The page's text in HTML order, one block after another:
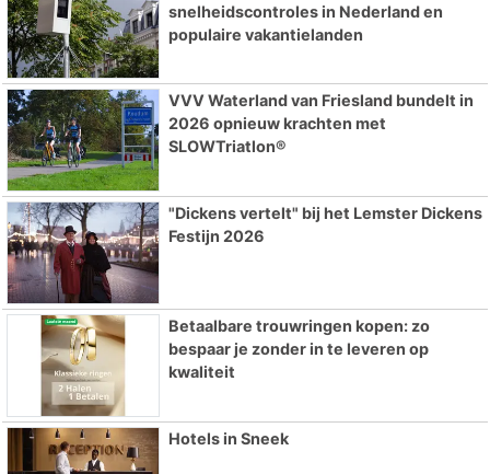
snelheidscontroles in Nederland en
populaire vakantielanden
VVV Waterland van Friesland bundelt in
2026 opnieuw krachten met
SLOWTriatlon®
"Dickens vertelt" bij het Lemster Dickens
Festijn 2026
Betaalbare trouwringen kopen: zo
bespaar je zonder in te leveren op
kwaliteit
Hotels in Sneek